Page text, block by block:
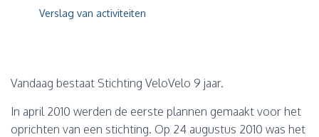
Verslag van activiteiten
Vandaag bestaat Stichting VeloVelo 9 jaar.
In april 2010 werden de eerste plannen gemaakt voor het
oprichten van een stichting. Op 24 augustus 2010 was het